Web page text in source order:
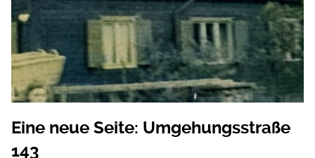
Eine neue Seite: Umgehungsstraße
143